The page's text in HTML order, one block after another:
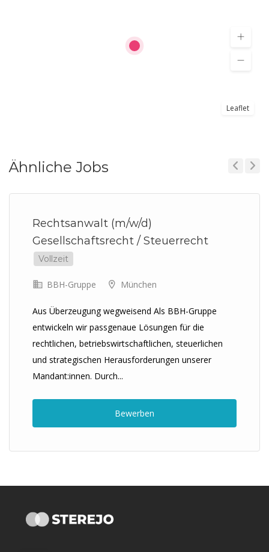
Leaflet
Ähnliche Jobs
Rechtsanwalt (m/w/d)
Gesellschaftsrecht / Steuerrecht
Vollzeit
BBH-Gruppe München
Aus Überzeugung wegweisend Als BBH-Gruppe
entwickeln wir passgenaue Lösungen für die
rechtlichen, betriebswirtschaftlichen, steuerlichen
und strategischen Herausforderungen unserer
Mandant:innen. Durch...
Bewerben